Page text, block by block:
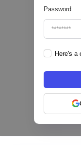
Password
Here's a
Los bancos se
categorías
August6